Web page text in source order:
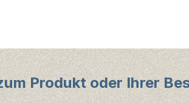
Produkt oder Ihrer